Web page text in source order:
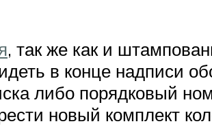
, так же как и
в конце надписи
либо порядковый
новый комплект